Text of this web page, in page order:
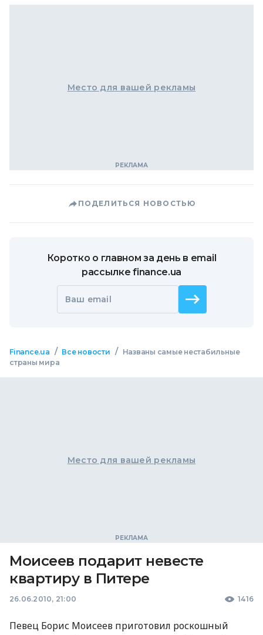
Место для вашей рекламы
ПОДЕЛИТЬСЯ НОВОСТЬЮ
Коротко о главном за день в email
рассылке finance.ua
Ваш email
Finance.ua / Все новости /
Названы самые нестабильные
страны мира
Место для вашей рекламы
Моисеев подарит невесте
квартиру в Питере
26.06.2010, 21:00 1416
Певец Борис Моисеев приготовил роскошный